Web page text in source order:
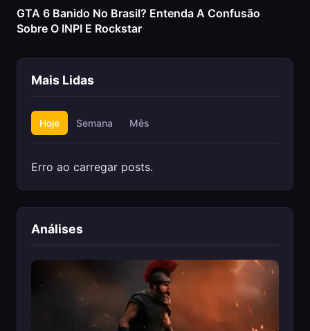
GTA 6 Banido No Brasil? Entenda A Confusão
Sobre O INPI E Rockstar
Mais Lidas
Hoje Semana Mês
Erro ao carregar posts.
Análises